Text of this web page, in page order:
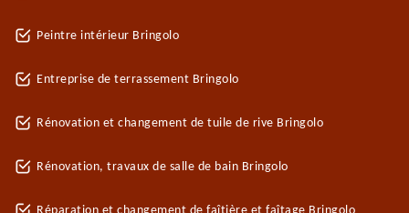
Peintre intérieur Bringolo
Entreprise de terrassement Bringolo
Rénovation et changement de tuile de rive Bringolo
Rénovation, travaux de salle de bain Bringolo